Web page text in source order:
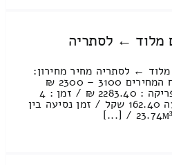
מלוד ← לסתריה
← לסתריה מחיר מחירון:
2523.81 ₪ / אלה שבטווח המחירים 3100 – 2300 ₪
עבודות סבלות , טעינה ופריקה : 2283.40 ₪ / זמן : 4
שעות 57 דקות מחיר נסיעה 162.40 שקל / זמן נסיעה בין